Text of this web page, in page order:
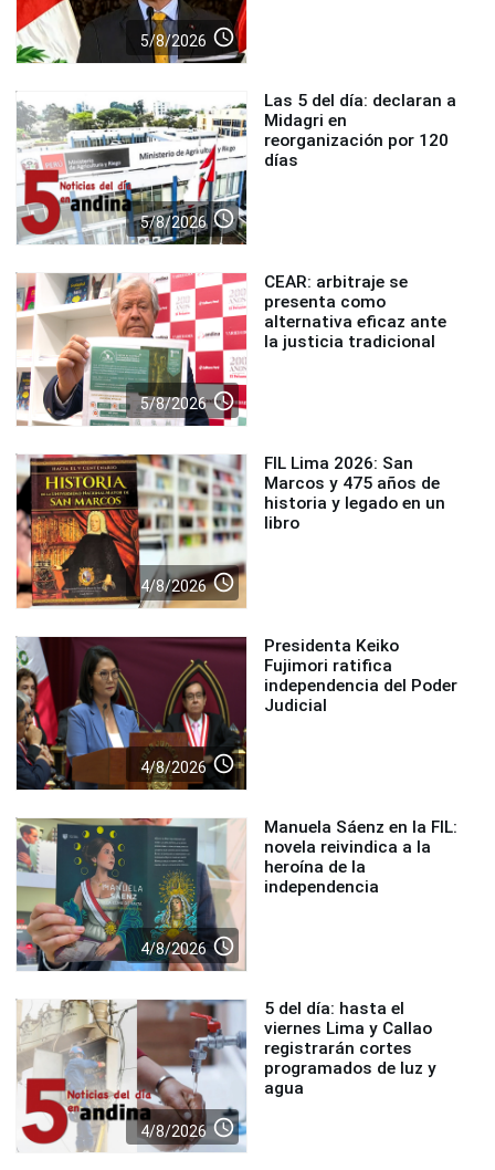
5/8/2026 access_time
5/8/2026 access_time
Las 5 del día: declaran a
Midagri en
reorganización por 120
días
5/8/2026 access_time
CEAR: arbitraje se
presenta como
alternativa eficaz ante
la justicia tradicional
4/8/2026 access_time
FIL Lima 2026: San
Marcos y 475 años de
historia y legado en un
libro
4/8/2026 access_time
Presidenta Keiko
Fujimori ratifica
independencia del Poder
Judicial
4/8/2026 access_time
Manuela Sáenz en la FIL:
novela reivindica a la
heroína de la
independencia
4/8/2026 access_time
5 del día: hasta el
viernes Lima y Callao
registrarán cortes
programados de luz y
agua